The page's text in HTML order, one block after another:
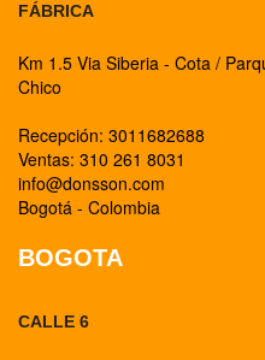
FÁBRICA
Km 1.5 Via Siberia - Cota /
Chico
Recepción: 3011682688
Ventas: 310 261 8031
info@donsson.com
Bogotá - Colombia
BOGOTA
CALLE 6